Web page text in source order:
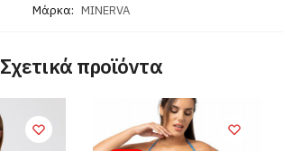
Μάρκα: MINERVA
Σχετικά προϊόντα